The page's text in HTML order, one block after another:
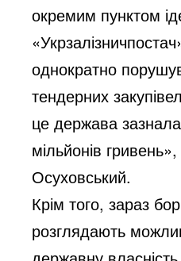
окремим пунктом
однократно
тендерних
це держава
мільйонів
Осуховський.
Крім того, зараз
розглядають